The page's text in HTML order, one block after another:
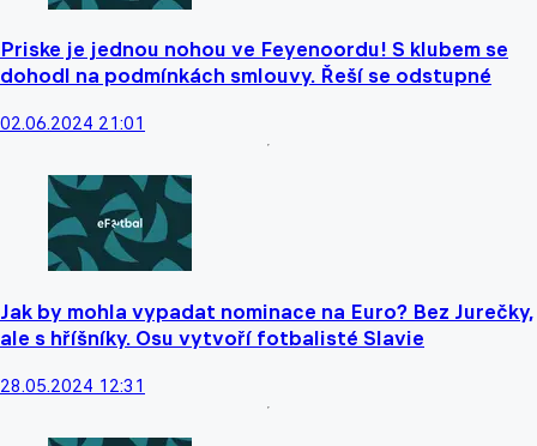
Priske je jednou nohou ve Feyenoordu! S klubem se
dohodl na podmínkách smlouvy. Řeší se odstupné
02.06.2024 21:01
Jak by mohla vypadat nominace na Euro? Bez Jurečky,
ale s hříšníky. Osu vytvoří fotbalisté Slavie
28.05.2024 12:31